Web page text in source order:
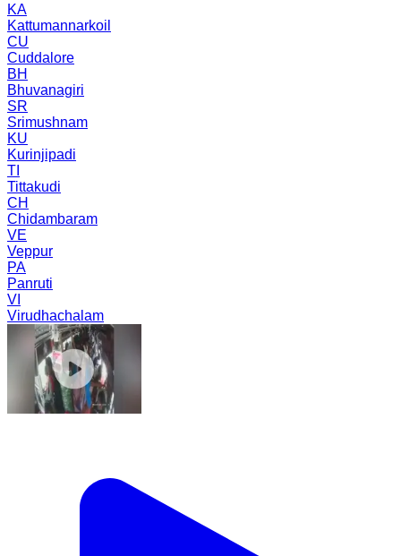
KA
Kattumannarkoil
CU
Cuddalore
BH
Bhuvanagiri
SR
Srimushnam
KU
Kurinjipadi
TI
Tittakudi
CH
Chidambaram
VE
Veppur
PA
Panruti
VI
Virudhachalam